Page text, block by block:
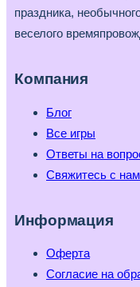
праздника,
веселого
Компания
Блог
Все игры
Ответы на
Свяжитесь с
Информация
Оферта
Согласие на